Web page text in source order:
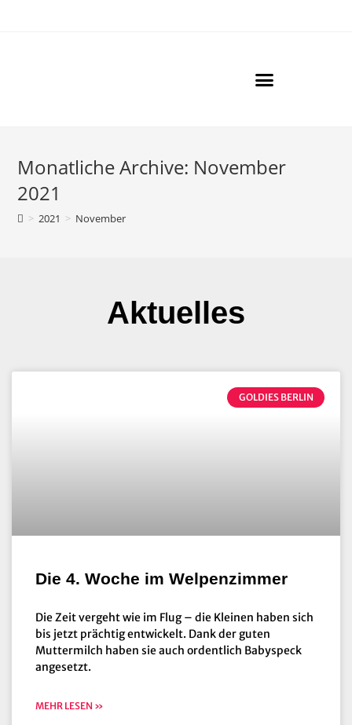
Monatliche Archive: November
2021
> 2021 > November
Aktuelles
GOLDIES BERLIN
Die 4. Woche im Welpenzimmer
Die Zeit vergeht wie im Flug – die Kleinen haben sich
bis jetzt prächtig entwickelt. Dank der guten
Muttermilch haben sie auch ordentlich Babyspeck
angesetzt.
MEHR LESEN »